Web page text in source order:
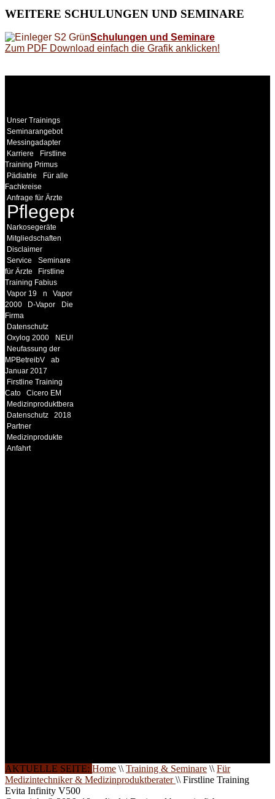
WEITERE SCHULUNGEN UND SEMINARE
Schulungen und Seminare
Zum PDF Download einfach die Grafik anklicken!
Unser Trainings
Seminarangebot
Messingadapter
Karriere
Firstline
Training Primus
Pädiatrie
Für alle
Fachkreise
Anfrage für Ärzte
Pflegepersonal
Narkosegeräte
Mitgliedschaften
Disclaimer
Service
Seminare
für Ärzte
Firstline
Training Fabius
Vapor 19
n
Vapor
2000
D-Vapor
Die
Firma
Datenschutz
Oxylog 2000
NEU!
Neufassung der
MPBetreibV
ab
Januar 2017
Firstline Training
Cato
Cicero EM
Medizinproduktberater
Datenschutz
2018
Partner
Medizinprodukte
Anfahrt
AKTUELLE SEITE: Home \\ Training & Seminare \\ Für
Medizintechniker & Medizinproduktberater\\ Firstline Training
Evita Infinity V500